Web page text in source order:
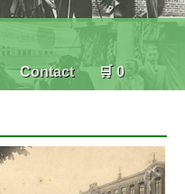
Contact 🛒 0